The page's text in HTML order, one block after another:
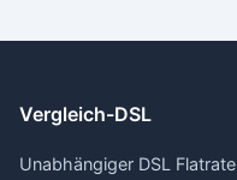
Vergleich-DSL
Unabhängiger DSL Flatrate